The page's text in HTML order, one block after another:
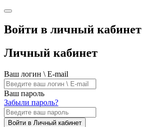
Войти в личный кабинет
Личный кабинет
Ваш логин \ E-mail
Ваш пароль
Забыли пароль?
Войти в Личный кабинет